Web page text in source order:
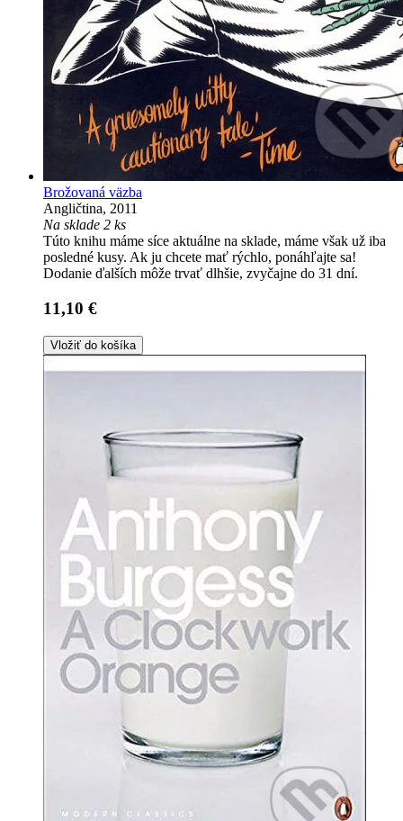
Brožovaná väzba
Angličtina, 2011
Na sklade 2 ks
Túto knihu máme síce aktuálne na sklade, máme však už iba
posledné kusy. Ak ju chcete mať rýchlo, ponáhľajte sa!
Dodanie ďalších môže trvať dlhšie, zvyčajne do 31 dní.
11,10 €
Vložiť do košíka